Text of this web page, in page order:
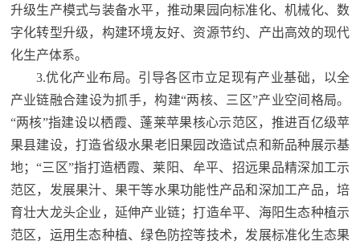
升级生产模式与装备水平，推动果园向标准化、机械化、数
字化转型升级，构建环境友好、资源节约、产出高效的现代
化生产体系。
3.优化产业布局。引导各区市立足现有产业基础，以全
产业链融合建设为抓手，构建“两核、三区”产业空间格局。
“两核”指建设以栖霞、蓬莱苹果核心示范区，推进百亿级苹
果县建设，打造省级水果老旧果园改造试点和新品种展示基
地；“三区”指打造栖霞、莱阳、牟平、招远果品精深加工示
范区，发展果汁、果干等水果功能性产品和深加工产品，培
育壮大龙头企业，延伸产业链；打造牟平、海阳生态种植示
范区，运用生态种植、绿色防控等技术，发展标准化生态果